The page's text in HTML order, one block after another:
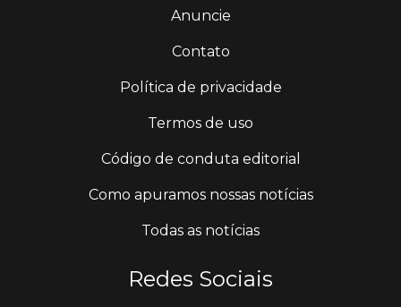
Anuncie
Contato
Política de privacidade
Termos de uso
Código de conduta editorial
Como apuramos nossas notícias
Todas as notícias
Redes Sociais